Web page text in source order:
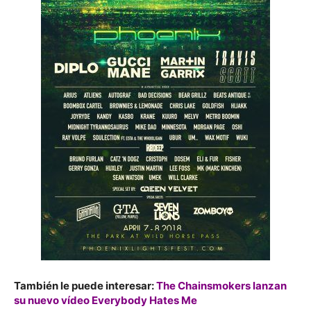
También le puede interesar:The Chainsmokers lanzan
su nuevo vídeo Everybody Hates Me